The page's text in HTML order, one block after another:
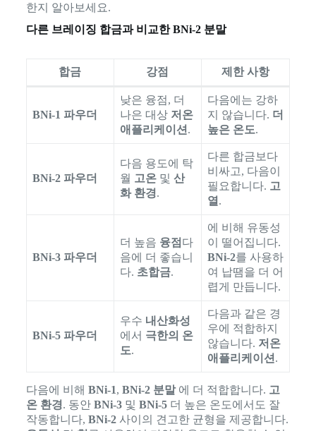
한지 알아보세요.
다른 브레이징 합금과 비교한 BNi-2 분말
합금 강점 제한 사항
BNi-1 파우더
낮은 융점, 더
나은 대상 저온
애플리케이션 .
다음에는 강하
지 않습니다. 더
높은 온도.
BNi-2 파우더
다음 용도에 탁
월 고온및 산
화 환경.
다른 합금보다
비싸고, 다음이
필요합니다. 고
열 .
BNi-3 파우더
더 높음 융점 다
음에 더 좋습니
다. 초합금.
에 비해 유동성
이 떨어집니다.
BNi-2를 사용하
여 납땜을 더 어
렵게 만듭니다.
BNi-5 파우더
우수 내산화성
에서 극한의 온
도.
다음과 같은 경
우에 적합하지
않습니다. 저온
애플리케이션 .
다음에 비해 BNi-1, BNi-2 분말에 더 적합합니다. 고
온 환경. 동안 BNi-3및 BNi-5더 높은 온도에서도 잘
작동합니다, BNi-2사이의 견고한 균형을 제공합니다.